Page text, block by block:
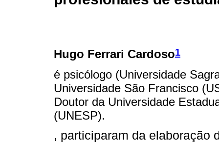
Hugo Ferrari Cardoso1
é psicólogo (Universidade
Universidade São Francisco
Doutor da Universidade
(UNESP).
, participaram da elaboração